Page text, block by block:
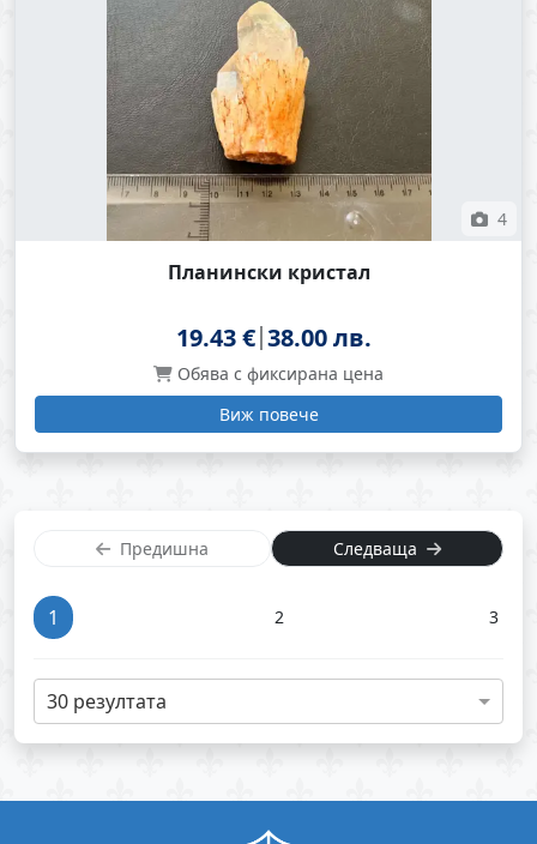
4
Планински кристал
19.43 € 38.00 лв.
Обява с фиксирана цена
Виж повече
Предишна Следваща
1 2 3
30 резултата